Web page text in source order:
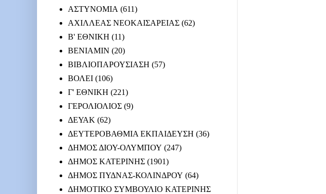
ΑΣΤΥΝΟΜΙΑ (611)
ΑΧΙΛΛΕΑΣ ΝΕΟΚΑΙΣΑΡΕΙΑΣ (62)
Β' ΕΘΝΙΚΗ (11)
ΒΕΝΙΑΜΙΝ (20)
ΒΙΒΛΙΟΠΑΡΟΥΣΙΑΣΗ (57)
ΒΟΛΕΙ (106)
Γ' ΕΘΝΙΚΗ (221)
ΓΕΡΟΛΙΟΛΙΟΣ (9)
ΔΕΥΑΚ (62)
ΔΕΥΤΕΡΟΒΑΘΜΙΑ ΕΚΠΑΙΔΕΥΣΗ (36)
ΔΗΜΟΣ ΔΙΟΥ-ΟΛΥΜΠΟΥ (247)
ΔΗΜΟΣ ΚΑΤΕΡΙΝΗΣ (1901)
ΔΗΜΟΣ ΠΥΔΝΑΣ-ΚΟΛΙΝΔΡΟΥ (64)
ΔΗΜΟΤΙΚΟ ΣΥΜΒΟΥΛΙΟ ΚΑΤΕΡΙΝΗΣ